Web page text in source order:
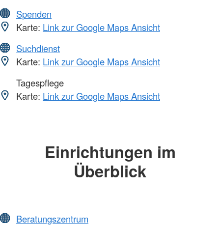
Spenden
Karte: Link zur Google Maps Ansicht
Suchdienst
Karte: Link zur Google Maps Ansicht
Tagespflege
Karte: Link zur Google Maps Ansicht
Einrichtungen im
Überblick
Beratungszentrum